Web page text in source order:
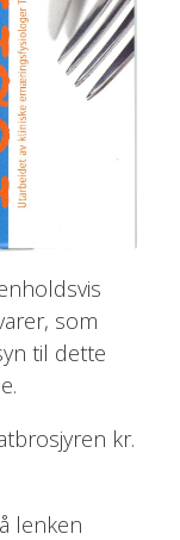
som
til dette
kr.
lenken